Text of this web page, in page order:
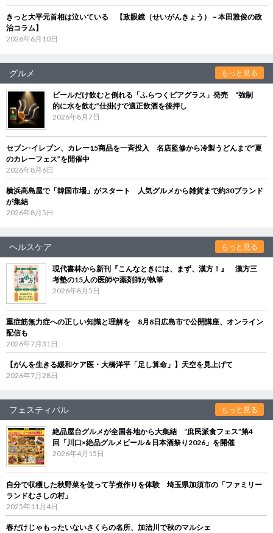
きっと大平元首相は泣いている 【政眼鏡（せいがんきょう）－本田雅俊の政
治コラム】
2026年6月10日
グルメ もっと見る
ビールだけ飲むと倒れる「ふらつくビアグラス」発売 “強制
的に水を飲む”仕掛けで適正飲酒を後押し
2026年8月7日
セブン‐イレブン、カレー15商品を一斉投入 名店監修から冷製うどんまで“夏
のカレーフェス”を開催中
2026年8月6日
横浜高島屋で「韓国市場」がスタート 人気グルメから雑貨まで約30ブランド
が集結
2026年8月5日
ヘルスケア もっと見る
現代書林から新刊『こんなときには、まず、漢方！』 漢方三
考塾の15人の医師や薬剤師が執筆
2026年8月5日
重症筋無力症への正しい知識と理解を 8月8日広島市で公開講座、オンライン
配信も
2026年7月31日
【がんを生きる緩和ケア医・大橋洋平「足し算命」】天空を見上げて
2026年7月28日
フェスティバル もっと見る
絶品屋台グルメが全国各地から大集結 “庶民派食フェス”第4
回「川口×絶品グルメビール＆日本酒祭り2026」を開催
2026年4月15日
自分で収穫した秋野菜を使って芋煮作りを体験 埼玉県加須市の「ファミリー
ランドむさしの村」
2025年11月4日
春だけじゃもったいないさくらの名所、加治川で秋のマルシェ